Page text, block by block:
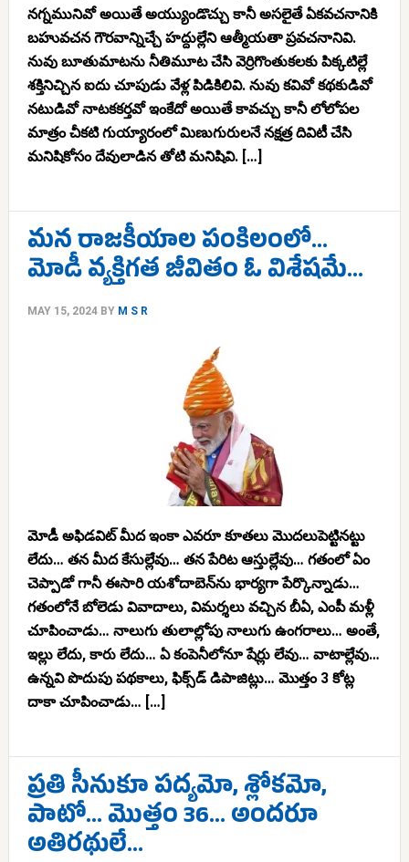
నగ్నమునివో అయితే అయ్యుండొచ్చు కానీ అసలైతే ఏకవచనానికి
బహువచన గౌరవాన్నిచ్చే హద్దుల్లేని ఆత్మీయతా ప్రవచనానివి.
నువు బూతుమాటను నీతిమూట చేసి వెర్రిగొంతుకలకు పిక్కటిల్లే
శక్తినిచ్చిన ఐదు చూపుడు వేళ్ల పిడికిలివి. నువు కవివో కథకుడివో
నటుడివో నాటకకర్తవో ఇంకేదో అయితే కావచ్చు కానీ లోలోపల
మాత్రం చీకటి గుయ్యారంలో మిణుగురులనే నక్షత్ర దివిటీ చేసి
మనిషికోసం దేవులాడిన తోటి మనిషివి. […]
మన రాజకీయాల పంకిలంలో…
మోడీ వ్యక్తిగత జీవితం ఓ విశేషమే…
MAY 15, 2024BY M S R
మోడీ అఫిడవిట్ మీద ఇంకా ఎవరూ కూతలు మొదలుపెట్టినట్టు
లేదు… తన మీద కేసుల్లేవు… తన పేరిట ఆస్తుల్లేవు… గతంలో ఏం
చెప్పాడో గానీ ఈసారి యశోదాబెన్‌ను భార్యగా పేర్కొన్నాడు…
గతంలోనే బోలెడు వివాదాలు, విమర్శలు వచ్చిన బీఏ, ఎంపీ మళ్లీ
చూపించాడు… నాలుగు తులాల్లోపు నాలుగు ఉంగరాలు… అంతే,
ఇల్లు లేదు, కారు లేదు… ఏ కంపెనీలోనూ షేర్లు లేవు… వాటాల్లేవు…
ఉన్నవి పొదుపు పథకాలు, ఫిక్స్‌డ్ డిపాజిట్లు… మొత్తం 3 కోట్ల
దాకా చూపించాడు… […]
ప్రతి సీనుకూ పద్యమో, శ్లోకమో,
పాటో… మొత్తం 36… అందరూ
అతిరథులే…